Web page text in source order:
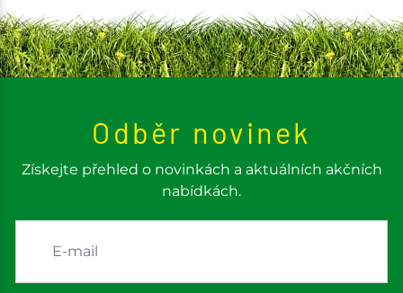
Skladové množství na prodejnách je pouze orientační.
Ceny na prodejnách se mohou lišit od cen na e-
shopu.
Odběr novinek
Získejte přehled o novinkách a aktuálních akčních
nabídkách.